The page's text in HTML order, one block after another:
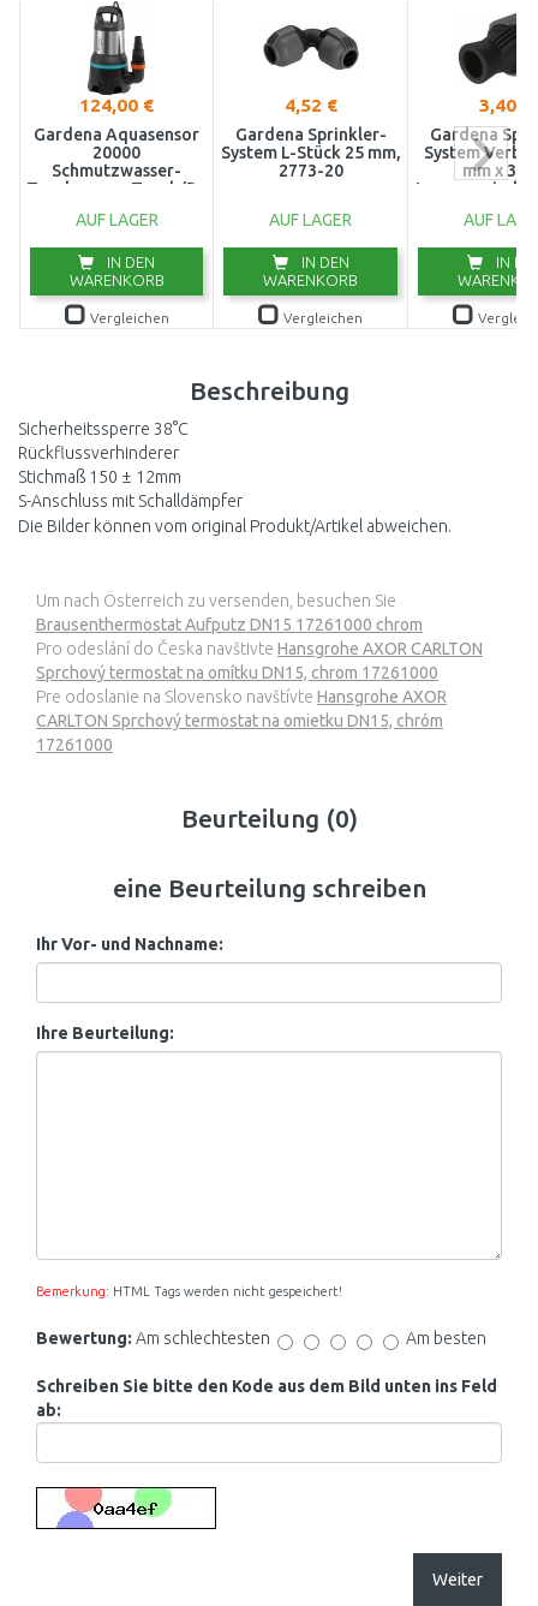
124,00 €
Gardena Aquasensor
20000
Schmutzwasser-
Tauchpumpe,Tauch/Druckpumpe
9044-20
AUF LAGER
IN DEN
WARENKORB
Vergleichen
4,52 €
Gardena Sprinkler-
System L-Stück 25 mm,
2773-20
AUF LAGER
IN DEN
WARENKORB
Vergleichen
3,40 €
Gardena
System
mm x 3/
Innengewinde
AUF
IN
Beschreibung
Sicherheitssperre 38°C
Rückflussverhinderer
Stichmaß 150 ± 12mm
S-Anschluss mit Schalldämpfer
Die Bilder können vom original Produkt/Artikel abweichen.
Um nach Österreich zu versenden, besuchen Sie
Brausenthermostat Aufputz DN15 17261000 chrom
Pro odeslání do Česka navštivte Hansgrohe AXOR CARLTON
Sprchový termostat na omítku DN15, chrom 17261000
Pre odoslanie na Slovensko navštívte Hansgrohe AXOR
CARLTON Sprchový termostat na omietku DN15, chróm
17261000
Beurteilung (0)
eine Beurteilung schreiben
Ihr Vor- und Nachname:
Ihre Beurteilung:
Bemerkung: HTML Tags werden nicht gespeichert!
Bewertung: Am schlechtesten Am besten
Schreiben Sie bitte den Kode aus dem Bild unten ins Feld
ab:
Weiter